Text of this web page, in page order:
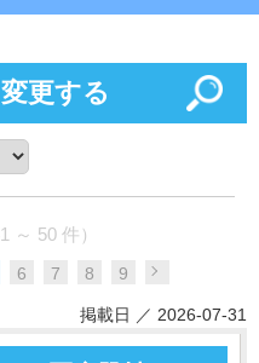
更する
～ 50 件）
6 7 8 9
掲載日 ／ 2026-07-31